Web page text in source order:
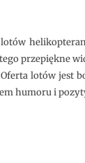
przepiękne
lotów jest
humoru i